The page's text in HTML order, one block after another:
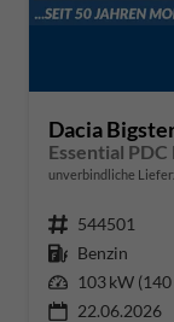
Dacia
Essential
unverbindliche
Fahrzeugnr. 544501
Kraftstoff Benzin
Leistung 103 kW (140
22.06.2026